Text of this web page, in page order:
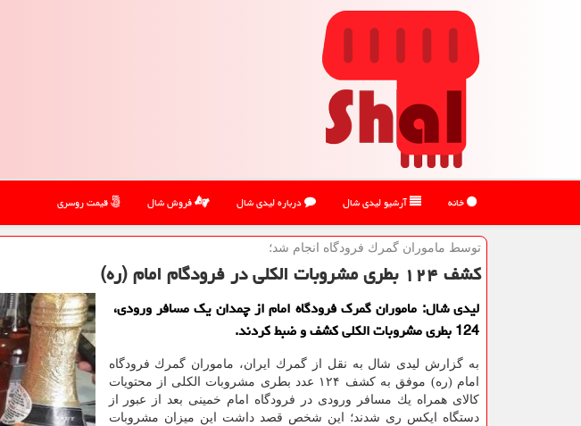
خانه آرشیو لیدی شال درباره لیدی شال فروش شال قیمت روسری
توسط ماموران گمرك فرودگاه انجام شد؛
كشف ۱۲۴ بطری مشروبات الكلی در فرودگام امام (ره)
لیدی شال: ماموران گمرك فرودگاه امام از چمدان یك مسافر ورودی،
124 بطری مشروبات الكلی كشف و ضبط كردند.
به گزارش لیدی شال به نقل از گمرك ایران، ماموران گمرك فرودگاه
امام (ره) موفق به كشف ۱۲۴ عدد بطری مشروبات الكلی از محتویات
كالای همراه یك مسافر ورودی در فرودگاه امام خمینی بعد از عبور از
دستگاه ایكس ری شدند؛ این شخص قصد داشت این میزان مشروبات